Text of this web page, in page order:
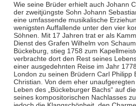
Wie seine Brüder erhielt auch Johann
der zweitjüngste Sohn Johann
eine umfassende musikalische
wenigsten Auffallende unter den vier
Söhnen. Mit 17 Jahren trat er als
Dienst des Grafen Wilhelm von
Bückeburg, stieg 1758 zum
verbrachte dort den Rest seines
einer ausgedehnten Reise im Jahr
London zu seinen Brüdern Carl Philipp
Christian. Von dem eher
Leben des „Bückeburger Bachs“ auf
seines kompositorischen Nachlasses